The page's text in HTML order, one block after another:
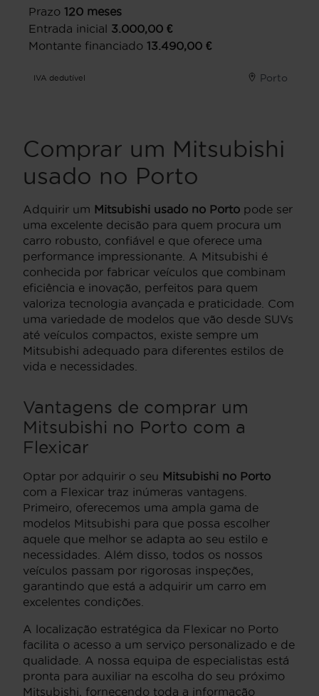
Prazo 120 meses
Entrada inicial 3.000,00 €
Montante financiado 13.490,00 €
IVA dedutível Porto
Comprar um Mitsubishi
usado no Porto
Adquirir um Mitsubishi usado no Porto pode ser
uma excelente decisão para quem procura um
carro robusto, confiável e que oferece uma
performance impressionante. A Mitsubishi é
conhecida por fabricar veículos que combinam
eficiência e inovação, perfeitos para quem
valoriza tecnologia avançada e praticidade. Com
uma variedade de modelos que vão desde SUVs
até veículos compactos, existe sempre um
Mitsubishi adequado para diferentes estilos de
vida e necessidades.
Vantagens de comprar um
Mitsubishi no Porto com a
Flexicar
Optar por adquirir o seu Mitsubishi no Porto
com a Flexicar traz inúmeras vantagens.
Primeiro, oferecemos uma ampla gama de
modelos Mitsubishi para que possa escolher
aquele que melhor se adapta ao seu estilo e
necessidades. Além disso, todos os nossos
veículos passam por rigorosas inspeções,
garantindo que está a adquirir um carro em
excelentes condições.
A localização estratégica da Flexicar no Porto
facilita o acesso a um serviço personalizado e de
qualidade. A nossa equipa de especialistas está
pronta para auxiliar na escolha do seu próximo
Mitsubishi, fornecendo toda a informação